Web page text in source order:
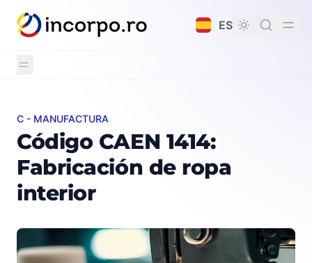
principal
ES
Código CAEN 1414: Fabricación de ropa interior
C - MANUFACTURA
Código CAEN 1414:
Fabricación de ropa
interior